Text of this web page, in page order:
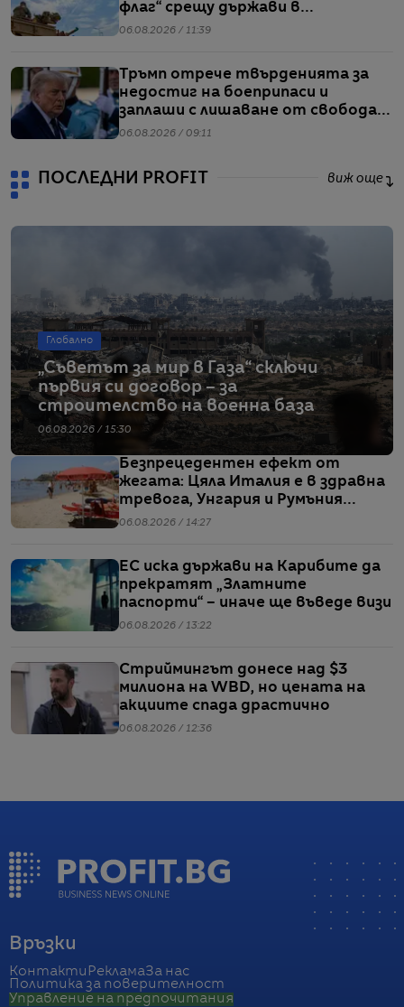
флаг“ срещу държави в
Балтийския регион
06.08.2026 / 11:39
Тръмп отрече твърденията за
недостиг на боеприпаси и
заплаши с лишаване от свобода
хората, които разпространяват
06.08.2026 / 09:11
ПОСЛЕДНИ PROFIT виж още
Глобално
„Съветът за мир в Газа“ сключи
първия си договор – за
строителство на военна база
06.08.2026 / 15:30
Безпрецедентен ефект от
жегата: Цяла Италия е в здравна
тревога, Унгария и Румъния
пестят електричество
06.08.2026 / 14:27
ЕС иска държави на Карибите да
прекратят „Златните
паспорти“ – иначе ще въведе визи
06.08.2026 / 13:22
Стриймингът донесе над $3
милиона на WBD, но цената на
акциите спада драстично
06.08.2026 / 12:36
Връзки
Контакти РекламаЗа нас
Политика за поверителност
Управление на предпочитания